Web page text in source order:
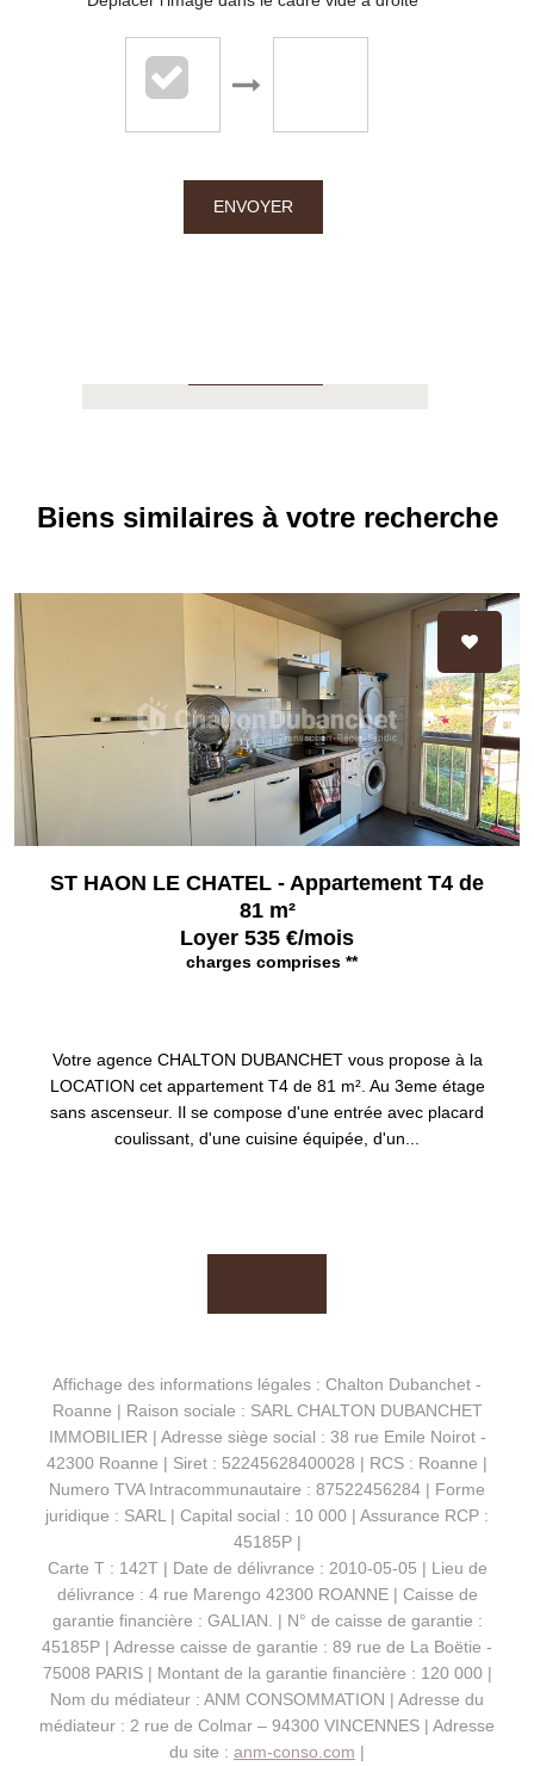
Chalton Dubanchet - Roanne
42300 Roanne
ENVOYER
Biens similaires à votre recherche
ST HAON LE CHATEL - Appartement T4 de
81 m²
Loyer 535 €/mois
charges comprises **
Votre agence CHALTON DUBANCHET vous propose à la
LOCATION cet appartement T4 de 81 m². Au 3eme étage
sans ascenseur. Il se compose d'une entrée avec placard
coulissant, d'une cuisine équipée, d'un...
Affichage des informations légales : Chalton Dubanchet -
Roanne | Raison sociale : SARL CHALTON DUBANCHET
IMMOBILIER | Adresse siège social : 38 rue Emile Noirot -
42300 Roanne | Siret : 52245628400028 | RCS : Roanne |
Numero TVA Intracommunautaire : 87522456284 | Forme
juridique : SARL | Capital social : 10 000 | Assurance RCP :
45185P |
Carte T : 142T | Date de délivrance : 2010-05-05 | Lieu de
délivrance : 4 rue Marengo 42300 ROANNE | Caisse de
garantie financière : GALIAN. | N° de caisse de garantie :
45185P | Adresse caisse de garantie : 89 rue de La Boëtie -
75008 PARIS | Montant de la garantie financière : 120 000 |
Nom du médiateur : ANM CONSOMMATION | Adresse du
médiateur : 2 rue de Colmar – 94300 VINCENNES | Adresse
du site : anm-conso.com |